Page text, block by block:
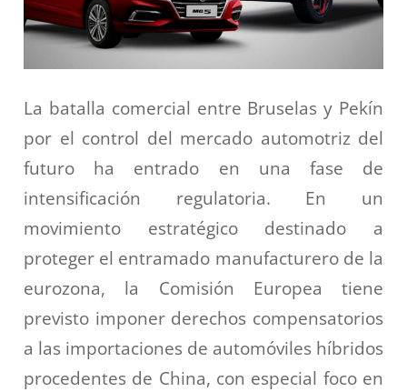
La batalla comercial entre Bruselas y Pekín
por el control del mercado automotriz del
futuro ha entrado en una fase de
intensificación regulatoria. En un
movimiento estratégico destinado a
proteger el entramado manufacturero de la
eurozona, la Comisión Europea tiene
previsto imponer derechos compensatorios
a las importaciones de automóviles híbridos
procedentes de China, con especial foco en